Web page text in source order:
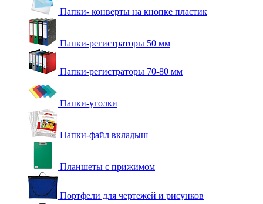
Папки- конверты на кнопке пластик
Папки-регистраторы 50 мм
Папки-регистраторы 70-80 мм
Папки-уголки
Папки-файл вкладыш
Планшеты с прижимом
Портфели для чертежей и рисунков